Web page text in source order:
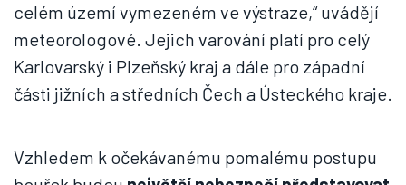
celém území vymezeném ve výstraze,“ uvádějí
meteorologové. Jejich varování platí pro celý
Karlovarský i Plzeňský kraj a dále pro západní
části jižních a středních Čech a Ústeckého kraje.
Vzhledem k očekávanému pomalému postupu